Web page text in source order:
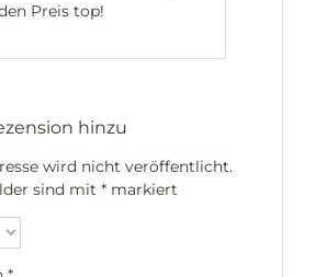
Preis top!
hinzu
wird nicht veröffentlicht.
sind mit *markiert